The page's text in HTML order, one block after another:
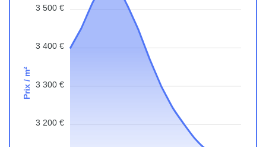
3 500 €
3 400 €
3 300 €
3 200 €
Prix / m²